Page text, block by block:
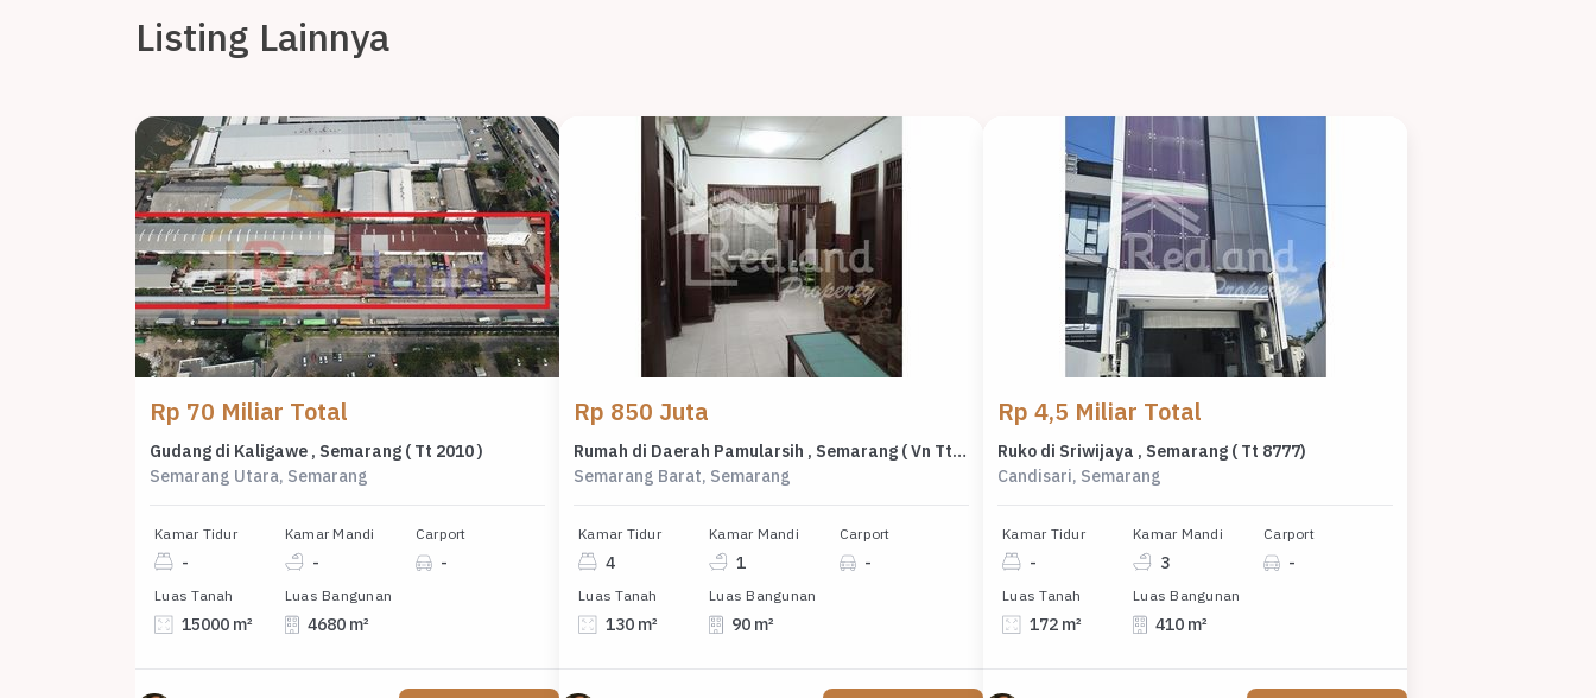
Listing Lainnya
Rp 70 Miliar Total
Gudang di Kaligawe , Semarang ( Tt 2010 )
Semarang Utara, Semarang
Kamar Tidur
-
Kamar Mandi
-
Carport
-
Luas Tanah
15000 m²
Luas Bangunan
4680 m²
Rp 850 Juta
Rumah di Daerah Pamularsih , Semarang ( Vn Tt 8851 )
Semarang Barat, Semarang
Kamar Tidur
4
Kamar Mandi
1
Carport
-
Luas Tanah
130 m²
Luas Bangunan
90 m²
Rp 4,5 Miliar Total
Ruko di Sriwijaya , Semarang ( Tt 8777)
Candisari, Semarang
Kamar Tidur
-
Kamar Mandi
3
Carport
-
Luas Tanah
172 m²
Luas Bangunan
410 m²